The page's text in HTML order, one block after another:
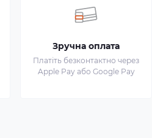
Зручна оплата
Платіть безконтактно через
Apple Pay або Google Pay